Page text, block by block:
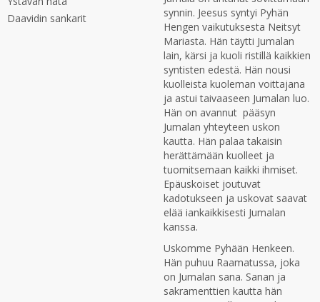
Daavidin sankarit
synnin. Jeesus syntyi Pyhän
Hengen vaikutuksesta Neitsyt
Mariasta. Hän täytti Jumalan
lain, kärsi ja kuoli ristillä kaikkien
syntisten edestä. Hän nousi
kuolleista kuoleman voittajana
ja astui taivaaseen Jumalan luo.
Hän on avannut pääsyn
Jumalan yhteyteen uskon
kautta. Hän palaa takaisin
herättämään kuolleet ja
tuomitsemaan kaikki ihmiset.
Epäuskoiset joutuvat
kadotukseen ja uskovat saavat
elää iankaikkisesti Jumalan
kanssa.
Uskomme Pyhään Henkeen.
Hän puhuu Raamatussa, joka
on Jumalan sana. Sanan ja
sakramenttien kautta hän